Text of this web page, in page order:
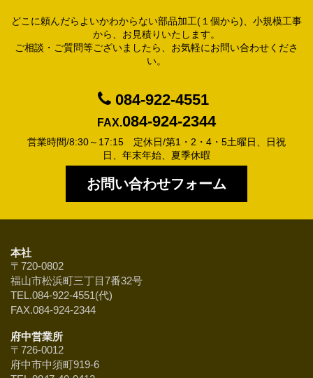
どこに頼んだらよいかわからない部品加工(１個から)、小規模工事
から、お見積りいたします。
ご相談・ご質問等ございましたら、お気軽にお問い合わせくださ
い。
084-922-4551
FAX.084-924-2344
営業時間/8:30～17:15 定休日/第1・2・4・5土曜日、日祝
日、年末年始、夏季休暇
お問い合わせフォーム
本社
〒720-0802
福山市松浜町三丁目7番32号
TEL.084-922-4551(代)
FAX.084-924-2344
府中営業所
〒726-0012
府中市中須町919-6